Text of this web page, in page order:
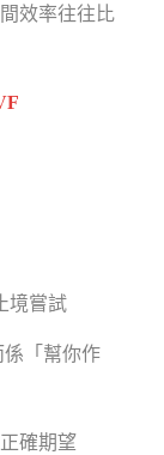
效率往往比
境嘗試
係「幫你作
確期望